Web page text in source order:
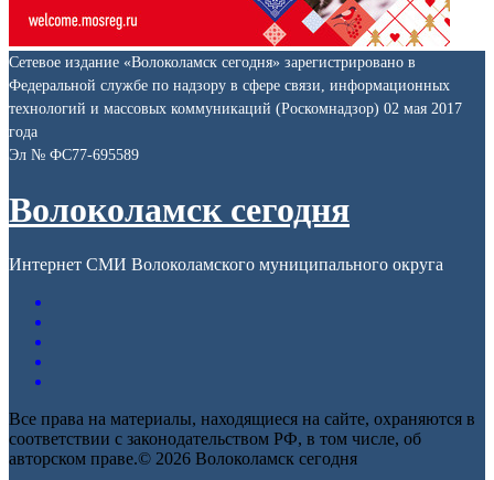
Сетевое издание «Волоколамск сегодня» зарегистрировано в
Федеральной службе по надзору в сфере связи, информационных
технологий и массовых коммуникаций (Роскомнадзор) 02 мая 2017
года
Эл № ФС77-695589
Волоколамск сегодня
Интернет СМИ Волоколамского муниципального округа
Все права на материалы, находящиеся на сайте, охраняются в
соответствии с законодательством РФ, в том числе, об
авторском праве.© 2026 Волоколамск сегодня